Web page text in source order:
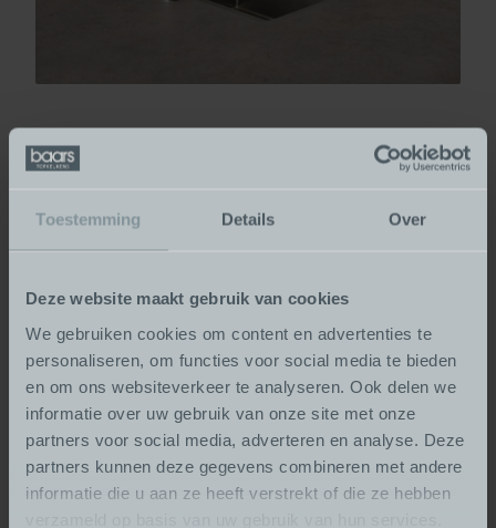
Toestemming Details Over
Deze website maakt gebruik van cookies
We gebruiken cookies om content en advertenties te
personaliseren, om functies voor social media te bieden
en om ons websiteverkeer te analyseren. Ook delen we
informatie over uw gebruik van onze site met onze
partners voor social media, adverteren en analyse. Deze
partners kunnen deze gegevens combineren met andere
informatie die u aan ze heeft verstrekt of die ze hebben
Wordt u al enthousiast?
Laten we eens kennismaken en de mogelijkheden
Weet u nog niet helemaal welke stijl bij u past? Welke
apparatuur aansluit bij uw wensen of gewoon eens
benieuwd hoe de indeling van een nieuwe keuken kan
zijn? Kom vrijblijvend binnenlopen of plan voorafgaand
een afspraak met ons in.